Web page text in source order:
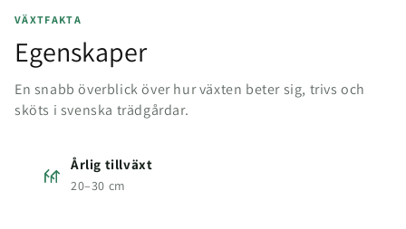
VÄXTFAKTA
Egenskaper
En snabb överblick över hur växten beter sig, trivs och
sköts i svenska trädgårdar.
Årlig tillväxt
20–30 cm